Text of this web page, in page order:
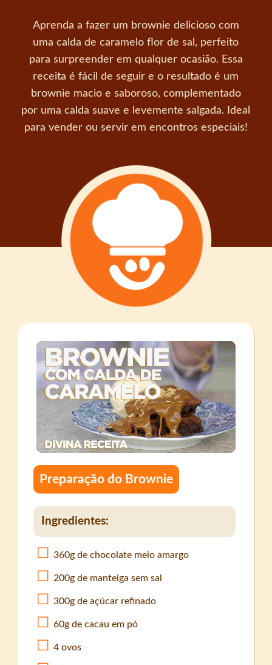
Aprenda a fazer um brownie delicioso com
uma calda de caramelo flor de sal, perfeito
para surpreender em qualquer ocasião. Essa
receita é fácil de seguir e o resultado é um
brownie macio e saboroso, complementado
por uma calda suave e levemente salgada. Ideal
para vender ou servir em encontros especiais!
Preparação do Brownie
Ingredientes:
360g de chocolate meio amargo
200g de manteiga sem sal
300g de açúcar refinado
60g de cacau em pó
4 ovos